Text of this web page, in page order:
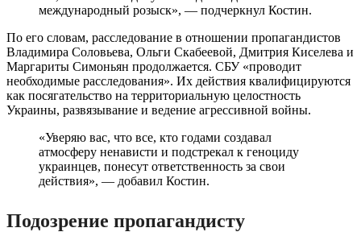
международный розыск», — подчеркнул Костин.
По его словам, расследование в отношении пропагандистов
Владимира Соловьева, Ольги Скабеевой, Дмитрия Киселева и
Маргариты Симоньян продолжается. СБУ «проводит
необходимые расследования». Их действия квалифицируются
как посягательство на территориальную целостность
Украины, развязывание и ведение агрессивной войны.
«Уверяю вас, что все, кто годами создавал
атмосферу ненависти и подстрекал к геноциду
украинцев, понесут ответственность за свои
действия», — добавил Костин.
Подозрение пропагандисту